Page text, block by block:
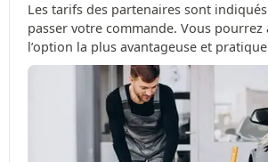
Les tarifs des partenaires sont
passer votre commande. Vous
l’option la plus avantageuse et